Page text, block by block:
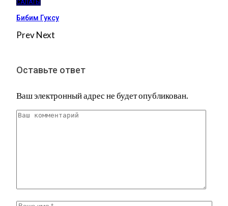
САЛАТЫ
Бибим Гуксу
PrevNext
Оставьте ответ
Ваш электронный адрес не будет опубликован.